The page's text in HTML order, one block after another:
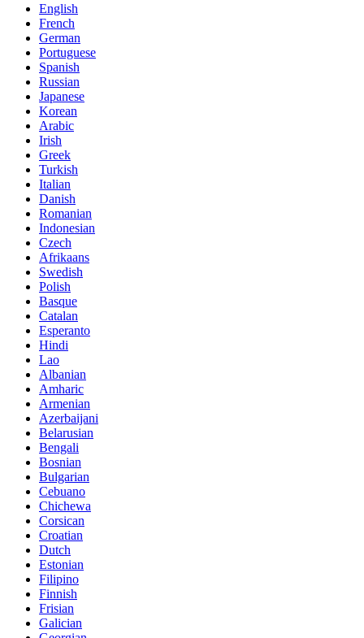
English
French
German
Portuguese
Spanish
Russian
Japanese
Korean
Arabic
Irish
Greek
Turkish
Italian
Danish
Romanian
Indonesian
Czech
Afrikaans
Swedish
Polish
Basque
Catalan
Esperanto
Hindi
Lao
Albanian
Amharic
Armenian
Azerbaijani
Belarusian
Bengali
Bosnian
Bulgarian
Cebuano
Chichewa
Corsican
Croatian
Dutch
Estonian
Filipino
Finnish
Frisian
Galician